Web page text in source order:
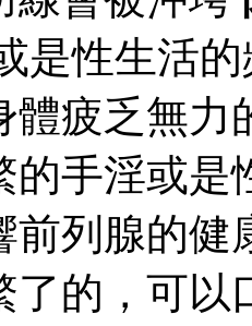
是性生活
體疲乏無力
的手淫或是
前列腺的
了的，可